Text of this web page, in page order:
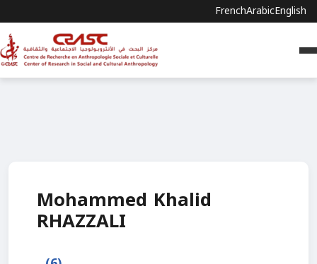
FrenchArabicEnglish
Mohammed Khalid
RHAZZALI